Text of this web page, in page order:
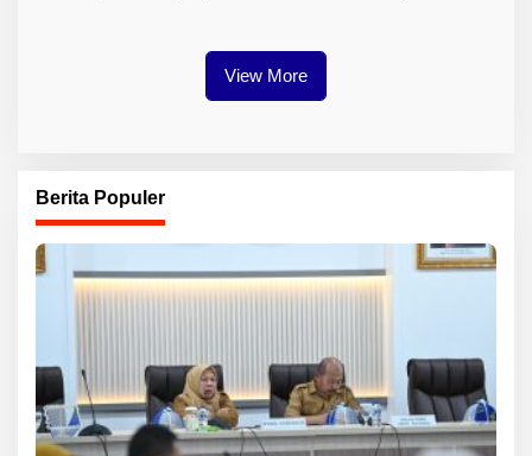
View More
Berita Populer